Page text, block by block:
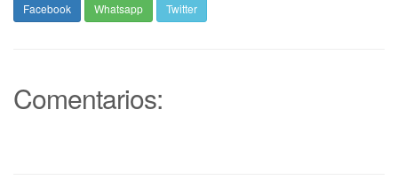
Facebook Whatsapp Twitter
Comentarios: